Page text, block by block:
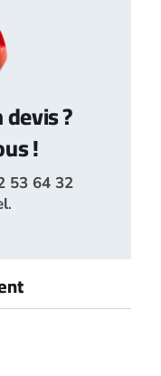
?
!
53 64 32
.